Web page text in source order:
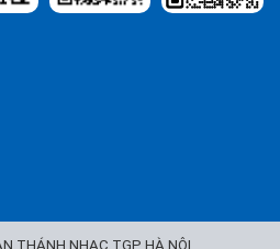
THÁNH NHẠC TGP HÀ NỘI